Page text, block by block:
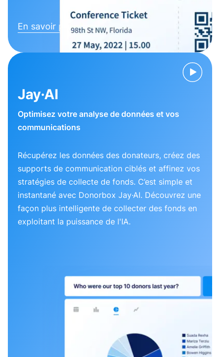
En savoir plus
Jay·AI
Optimisez votre analyse de données et vos
communications
Récupérez les données des donateurs, créez des
supports de communication ciblés et affinez vos
stratégies de collecte de fonds. C’est simple et
instantané avec Donorbox Jay·AI. Découvrez une
façon plus intelligente de collecter des fonds en
exploitant la puissance de l'IA.